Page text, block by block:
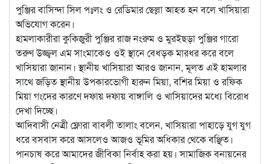
পুঞ্জির বাসিন্দা সিল পঃলং ও রেডিমার ছেল্লা আহত হন বলে খাসিয়ারা
অভিযোগ করেন।
হামলাকারীরা কুকিজুরী পুঞ্জির রাজ নংরুম ও মুরইছড়া পুঞ্জির গারো
তরুণ উজ্জ্বল এম সাংমাকেও ওই স্থানে বেধড়ক মারধর করে বলে
খাসিয়ারা জানান। স্থানীয় খাসিয়ারা আরও জানান, মূলত এই হামলার
সাথে জড়িত স্থানীয় উপকারভোগী হারুন মিয়া, বশির মিয়া ও রফিক
মিয়া গংদের কারণে দফায় দফায় বাঙ্গালি ও খাসিয়াদের মধ্যে বিরোধ
দেখা দিচ্ছে।
আদিবাসী নেত্রী ফ্লোরা বাবলী তালাং বলেন, খাসিয়ারা পাহাড়ে যুগ যুগ
ধরে বসবাস করে আসলেও আজও ভূমির অধিকার থেকে বঞ্ছিত।
পানচাষ করে আমাদের জীবিকা নির্বাহ করা হয়। সামাজিক বনায়নের